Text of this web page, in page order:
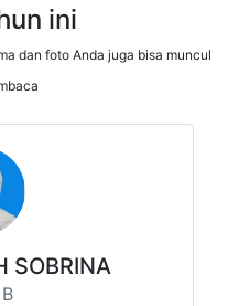
ini
dan foto Anda juga bisa muncul
SOBRINA